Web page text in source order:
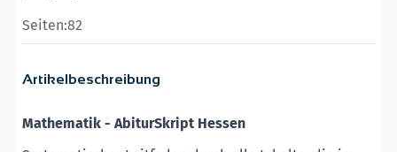
Artikelbeschreibung
Mathematik - AbiturSkript Hessen
Seiten:82